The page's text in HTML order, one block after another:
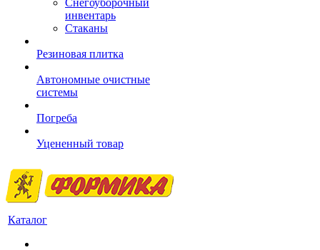
Снегоуборочный
инвентарь
Стаканы
Резиновая плитка
Автономные очистные
системы
Погреба
Уцененный товар
Каталог